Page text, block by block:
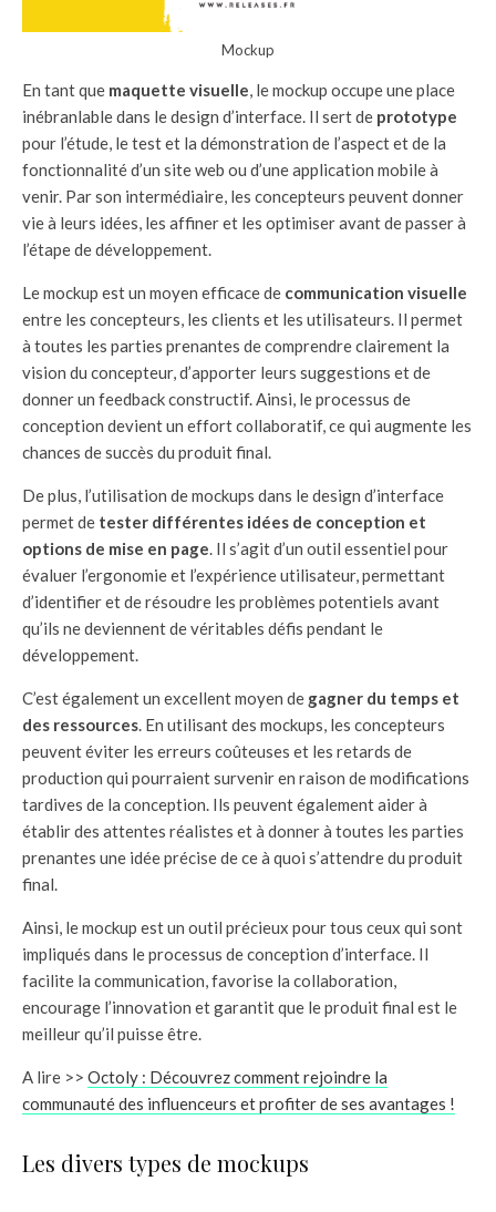
Mockup
En tant que maquette visuelle, le mockup occupe une place
inébranlable dans le design d’interface. Il sert de prototype
pour l’étude, le test et la démonstration de l’aspect et de la
fonctionnalité d’un site web ou d’une application mobile à
venir. Par son intermédiaire, les concepteurs peuvent donner
vie à leurs idées, les affiner et les optimiser avant de passer à
l’étape de développement.
Le mockup est un moyen efficace de communication visuelle
entre les concepteurs, les clients et les utilisateurs. Il permet
à toutes les parties prenantes de comprendre clairement la
vision du concepteur, d’apporter leurs suggestions et de
donner un feedback constructif. Ainsi, le processus de
conception devient un effort collaboratif, ce qui augmente les
chances de succès du produit final.
De plus, l’utilisation de mockups dans le design d’interface
permet de tester différentes idées de conception et
options de mise en page. Il s’agit d’un outil essentiel pour
évaluer l’ergonomie et l’expérience utilisateur, permettant
d’identifier et de résoudre les problèmes potentiels avant
qu’ils ne deviennent de véritables défis pendant le
développement.
C’est également un excellent moyen de gagner du temps et
des ressources. En utilisant des mockups, les concepteurs
peuvent éviter les erreurs coûteuses et les retards de
production qui pourraient survenir en raison de modifications
tardives de la conception. Ils peuvent également aider à
établir des attentes réalistes et à donner à toutes les parties
prenantes une idée précise de ce à quoi s’attendre du produit
final.
Ainsi, le mockup est un outil précieux pour tous ceux qui sont
impliqués dans le processus de conception d’interface. Il
facilite la communication, favorise la collaboration,
encourage l’innovation et garantit que le produit final est le
meilleur qu’il puisse être.
A lire >> Octoly : Découvrez comment rejoindre la
communauté des influenceurs et profiter de ses avantages !
Les divers types de mockups